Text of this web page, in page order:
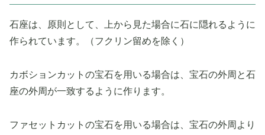
石座は、原則として、上から見た場合に石に隠れるように
作られています。（フクリン留めを除く）
カボションカットの宝石を用いる場合は、宝石の外周と石
座の外周が一致するように作ります。
ファセットカットの宝石を用いる場合は、宝石の外周より